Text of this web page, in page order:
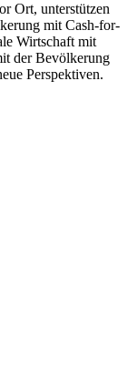
Ort, unterstützen
mit Cash-for-
Wirtschaft mit
der Bevölkerung
Perspektiven.